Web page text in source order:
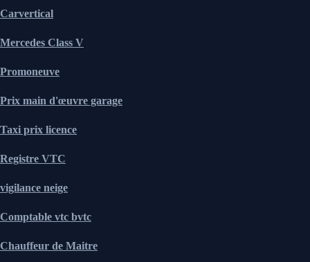
Carvertical
Mercedes Class V
Promoneuve
Prix main d'œuvre garage
Taxi prix licence
Registre VTC
vigilance neige
Comptable vtc bvtc
Chauffeur de Maitre